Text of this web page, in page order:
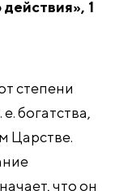
1
степени
богатства,
Царстве.
что он